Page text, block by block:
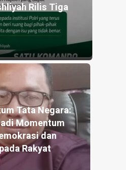
Gagal
Oprit
Serangan,
Coba
55 Tol Binjai–